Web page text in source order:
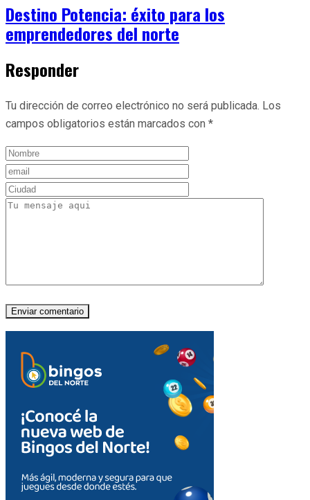
Destino Potencia: éxito para los
emprendedores del norte
Responder
Tu dirección de correo electrónico no será publicada. Los
campos obligatorios están marcados con *